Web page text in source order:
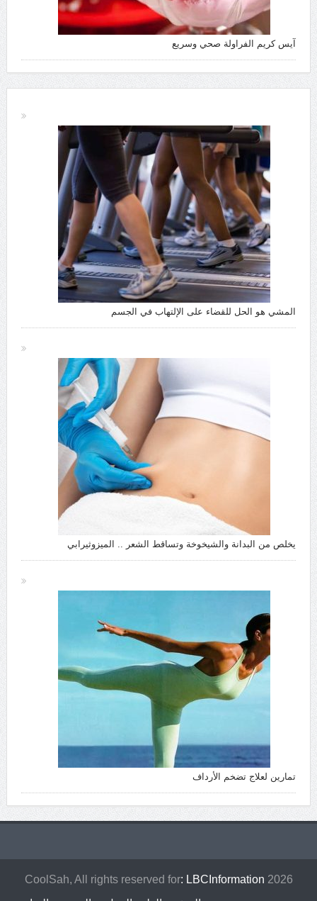
آيس كريم الفراولة صحي وسريع
المشي هو الحل للقضاء على الإلتهاب في الجسم
يخلص من البدانة والشيخوخة وتساقط الشعر .. الميزوثيرابي
تمارين لعلاج تضخم الأرداف
2026 CoolSah, All rights reserved for
: LBCInformation